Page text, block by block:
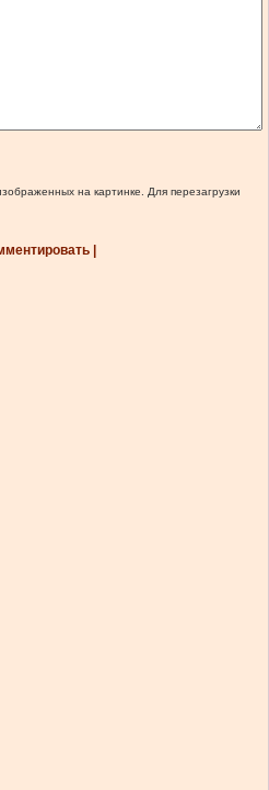
на картинке. Для перезагрузки
|